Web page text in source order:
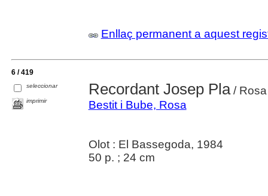
Enllaç permanent a aquest
6 / 419
seleccionar
imprimir
Recordant Josep Pla/ Rosa
Bestit i Bube, Rosa
Olot : El Bassegoda, 1984
50 p. ; 24 cm